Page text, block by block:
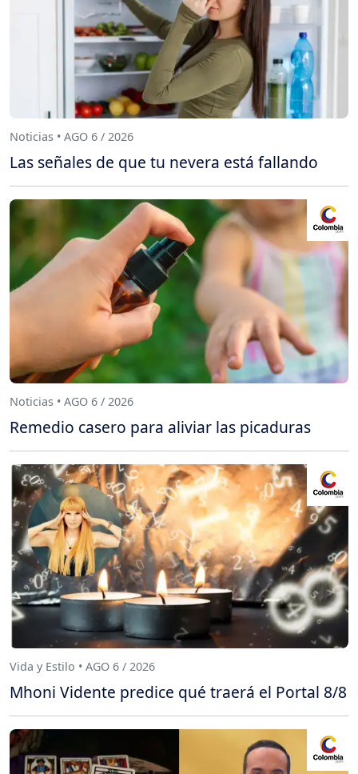
Noticias • AGO 6 / 2026
Las señales de que tu nevera está fallando
Noticias • AGO 6 / 2026
Remedio casero para aliviar las picaduras
Vida y Estilo • AGO 6 / 2026
Mhoni Vidente predice qué traerá el Portal 8/8